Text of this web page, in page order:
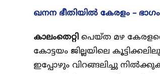
ഖനന ഭീതിയിൽ കേരളം – ഭാ​ഗം
കാലംതെറ്റി പെയ്ത മഴ
കോട്ടയം ജില്ലയിലെ
ഇപ്പോഴും വിറങ്ങലിച്ചു